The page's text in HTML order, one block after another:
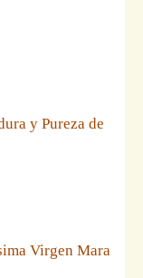
y Pureza de
Virgen Mara